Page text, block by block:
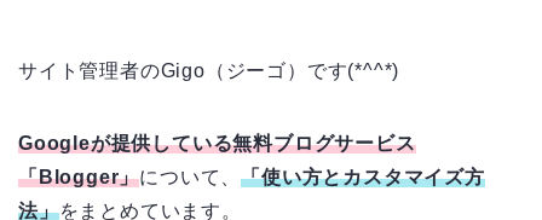
サイト管理者のGigo（ジーゴ）です(*^^*)
Googleが提供している無料ブログサービス
「Blogger」について、「使い方とカスタマイズ方
法」をまとめています。